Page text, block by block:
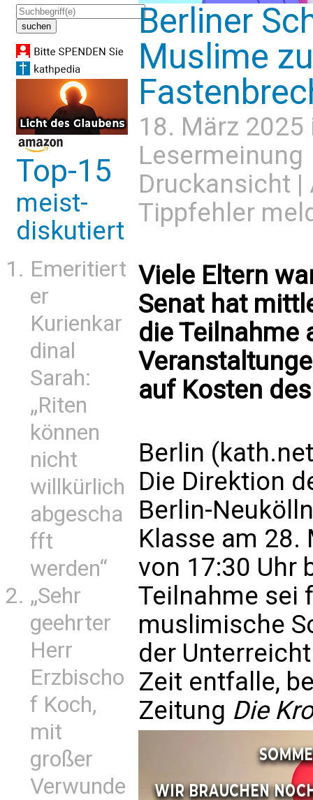
Top-15
meist-
diskutiert
Emeritiert
er
Kurienkar
dinal
Sarah:
„Riten
können
nicht
willkürlich
abgescha
fft
werden“
„Sehr
geehrter
Herr
Erzbischo
f Koch,
mit
großer
Verwunde
Berliner
Muslime
18. März
Lesermeinung
Druckansicht |
Tippfehler
Viele Eltern
Senat hat
die Teilnahme
auf Kosten
Berlin
Die Direktion
Berlin-
Klasse am 28.
von 17:30 Uhr
Teilnahme sei
muslimische
der
Zeit entfalle,
Zeitung Die